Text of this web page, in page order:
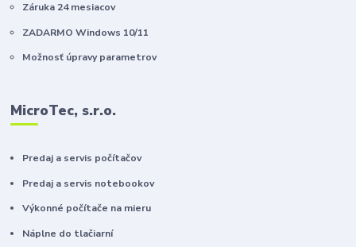
Záruka 24 mesiacov
ZADARMO Windows 10/11
Možnosť úpravy parametrov
MicroTec, s.r.o.
Predaj a servis počítačov
Predaj a servis notebookov
Výkonné počítače na mieru
Náplne do tlačiarní